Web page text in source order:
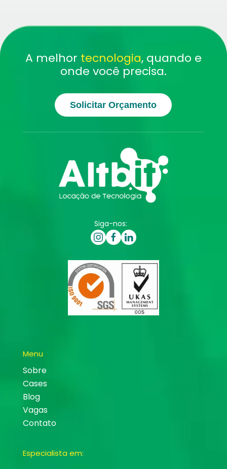
A melhor tecnologia, quando e
onde você precisa.
Solicitar Orçamento
Siga-nos:
Menu
Sobre
Cases
Blog
Vagas
Contato
Especialista em: